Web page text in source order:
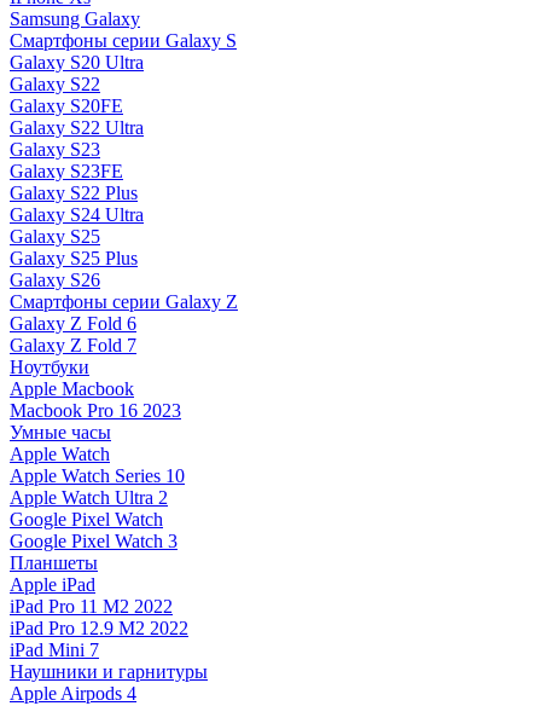
Samsung Galaxy
Смартфоны серии Galaxy S
Galaxy S20 Ultra
Galaxy S22
Galaxy S20FE
Galaxy S22 Ultra
Galaxy S23
Galaxy S23FE
Galaxy S22 Plus
Galaxy S24 Ultra
Galaxy S25
Galaxy S25 Plus
Galaxy S26
Смартфоны серии Galaxy Z
Galaxy Z Fold 6
Galaxy Z Fold 7
Ноутбуки
Apple Macbook
Macbook Pro 16 2023
Умные часы
Apple Watch
Apple Watch Series 10
Apple Watch Ultra 2
Google Pixel Watch
Google Pixel Watch 3
Планшеты
Apple iPad
iPad Pro 11 M2 2022
iPad Pro 12.9 M2 2022
iPad Mini 7
Наушники и гарнитуры
Apple Airpods 4